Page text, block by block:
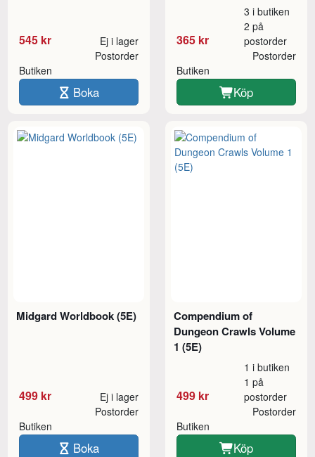
545 kr Ej i lager
Butiken
Postorder
Boka
365 kr
3 i butiken
2 på
postorder
Butiken
Postorder
Köp
Midgard Worldbook (5E)
499 kr Ej i lager
Butiken
Postorder
Boka
Compendium of
Dungeon Crawls Volume
1 (5E)
499 kr
1 i butiken
1 på
postorder
Butiken
Postorder
Köp